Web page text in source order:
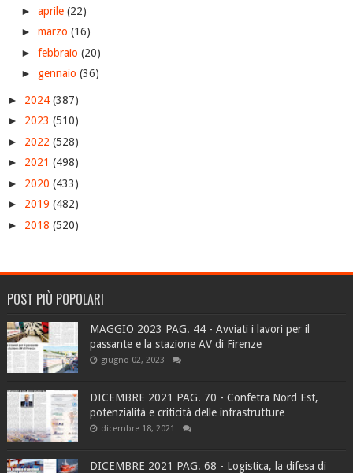
► aprile (22)
► marzo (16)
► febbraio (20)
► gennaio (36)
► 2024 (387)
► 2023 (510)
► 2022 (528)
► 2021 (498)
► 2020 (433)
► 2019 (482)
► 2018 (520)
POST PIÙ POPOLARI
MAGGIO 2023 PAG. 44 - Avviati i lavori per il
passante e la stazione AV di Firenze
giugno 02, 2023
DICEMBRE 2021 PAG. 70 - Confetra Nord Est,
potenzialità e criticità delle infrastrutture
dicembre 18, 2021
DICEMBRE 2021 PAG. 68 - Logistica, la difesa di